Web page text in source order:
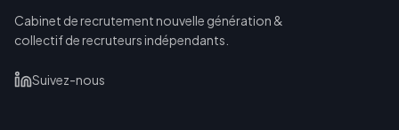
Cabinet de recrutement nouvelle génération &
collectif de recruteurs indépendants.
Suivez-nous